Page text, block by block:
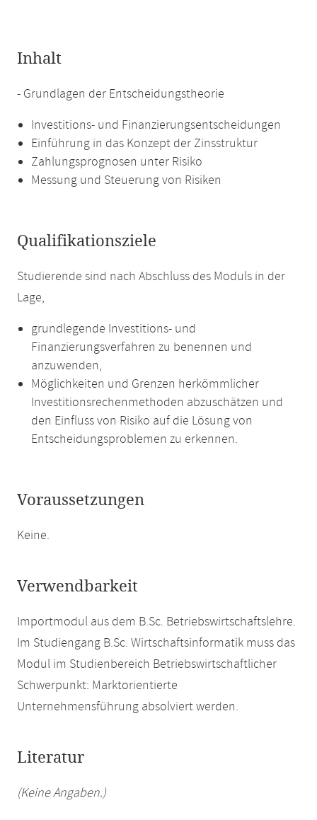
Inhalt
- Grundlagen der Entscheidungstheorie
Investitions- und Finanzierungsentscheidungen
Einführung in das Konzept der Zinsstruktur
Zahlungsprognosen unter Risiko
Messung und Steuerung von Risiken
Qualifikationsziele
Studierende sind nach Abschluss des Moduls in der
Lage,
grundlegende Investitions- und
Finanzierungsverfahren zu benennen und
anzuwenden,
Möglichkeiten und Grenzen herkömmlicher
Investitionsrechenmethoden abzuschätzen und
den Einfluss von Risiko auf die Lösung von
Entscheidungsproblemen zu erkennen.
Voraussetzungen
Keine.
Verwendbarkeit
Importmodul aus dem B.Sc. Betriebswirtschaftslehre.
Im Studiengang B.Sc. Wirtschaftsinformatik muss das
Modul im Studienbereich Betriebswirtschaftlicher
Schwerpunkt: Marktorientierte
Unternehmensführung absolviert werden.
Literatur
(Keine Angaben.)